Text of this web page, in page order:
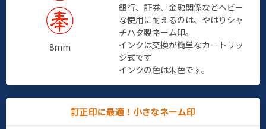
8mm
銀行、証券、金融関係などヘビー
な使用に耐えるのは、やはりシャ
チハタ製ネーム印。
インクは交換が簡単なカートリッ
ジ式です
インクの色は朱色です。
訂正印に最適！小さなネーム印